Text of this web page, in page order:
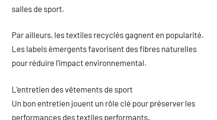
salles de sport.
Par ailleurs, les textiles recyclés gagnent en popularité.
Les labels émergents favorisent des fibres naturelles
pour réduire l’impact environnemental.
L’entretien des vêtements de sport
Un bon entretien jouent un rôle clé pour préserver les
performances des textiles performants.